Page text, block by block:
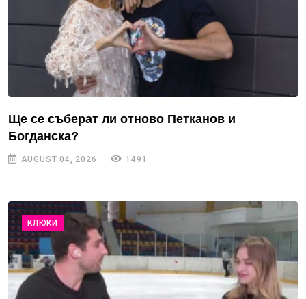
Ще се съберат ли отново Петканов и
Богданска?
AUGUST 04, 2026 1491
КЛЮКИ